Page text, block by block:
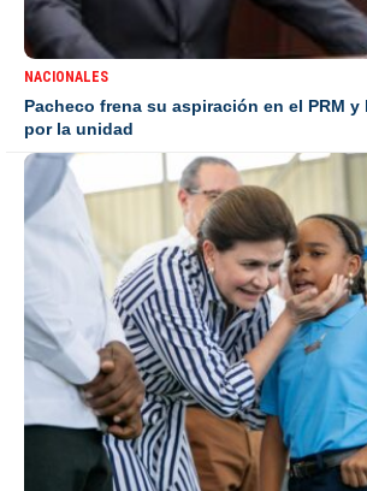
NACIONALES
Pacheco frena su aspiración en el PRM y
por la unidad